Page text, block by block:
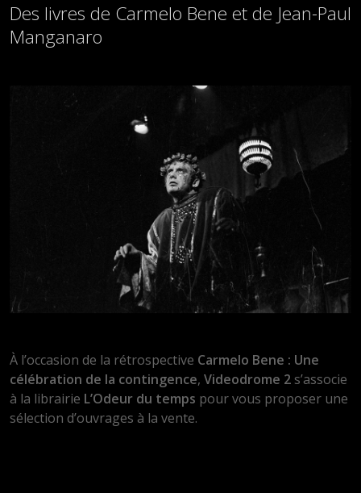
Des livres de Carmelo Bene et de Jean-Paul
Manganaro
À l’occasion de la rétrospective Carmelo Bene : Une
célébration de la contingence, Videodrome 2 s’associe
à la librairie L’Odeur du temps pour vous proposer une
sélection d’ouvrages à la vente.